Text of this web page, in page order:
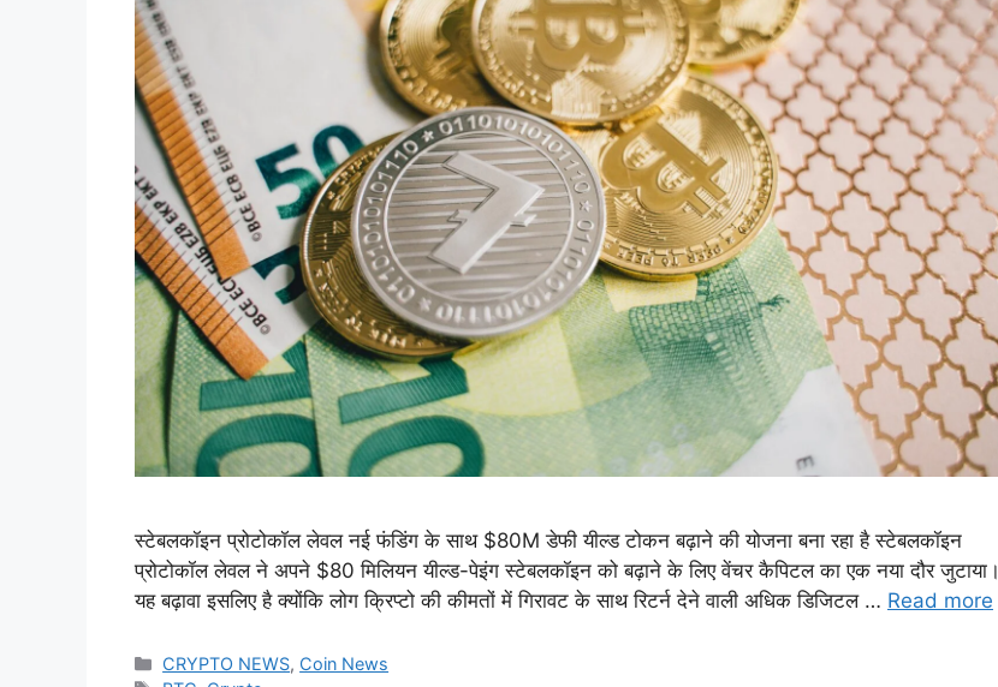
स्टेबलकॉइन प्रोटोकॉल लेवल नई फंडिंग के साथ $80M डेफी यील्ड टोकन बढ़ाने की योजना बना रहा है स्टेबलकॉइन
प्रोटोकॉल लेवल ने अपने $80 मिलियन यील्ड-पेइंग स्टेबलकॉइन को बढ़ाने के लिए वेंचर कैपिटल का एक नया दौर जुटाया।
यह बढ़ावा इसलिए है क्योंकि लोग क्रिप्टो की कीमतों में गिरावट के साथ रिटर्न देने वाली अधिक डिजिटल … Read more
Categories
CRYPTO NEWS, Coin News